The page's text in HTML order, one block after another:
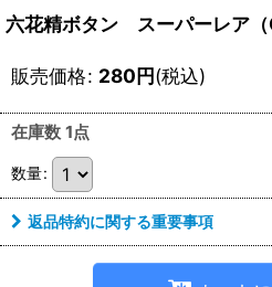
六花精ボタン スーパーレア（
販売価格: 280円(税込)
在庫数 1点
数量:
返品特約に関する重要事項